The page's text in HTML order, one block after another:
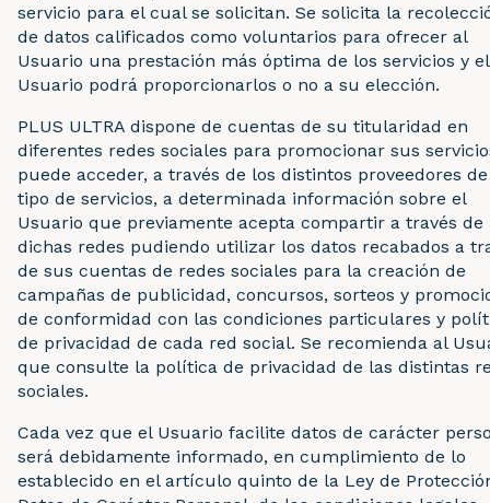
servicio para el cual se solicitan. Se solicita la
de datos calificados como voluntarios para ofrecer al
Usuario una prestación más óptima de los servicios y el
Usuario podrá proporcionarlos o no a su elección.
PLUS ULTRA dispone de cuentas de su titularidad en
diferentes redes sociales para promocionar sus
puede acceder, a través de los distintos proveedores
tipo de servicios, a determinada información sobre el
Usuario que previamente acepta compartir a través de
dichas redes pudiendo utilizar los datos recabados a
de sus cuentas de redes sociales para la creación de
campañas de publicidad, concursos, sorteos y
de conformidad con las condiciones particulares y
de privacidad de cada red social. Se recomienda al
que consulte la política de privacidad de las distintas
sociales.
Cada vez que el Usuario facilite datos de carácter
será debidamente informado, en cumplimiento de lo
establecido en el artículo quinto de la Ley de